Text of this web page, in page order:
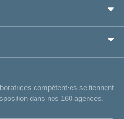
l'assurance
compétent·es se tiennent
dans nos 160 agences.